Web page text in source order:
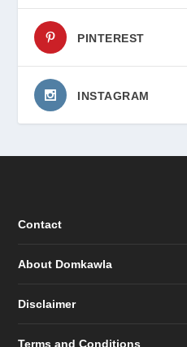
PINTEREST
INSTAGRAM
Contact
About Domkawla
Disclaimer
Terms and Conditions